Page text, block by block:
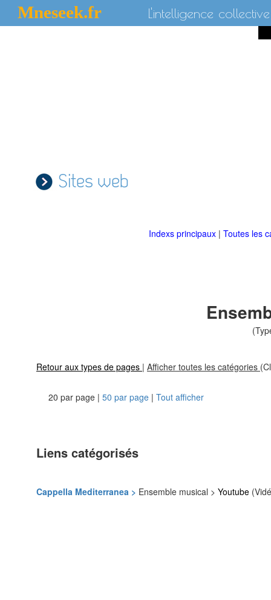
Mneseek.fr L'intelligence collective
Sites web
Indexs principaux | Toutes les
Retour aux types de pages | Afficher toutes les catégories
20 par page | 50 par page | Tout afficher
Liens catégorisés
Cappella Mediterranea > Ensemble musical > Youtube